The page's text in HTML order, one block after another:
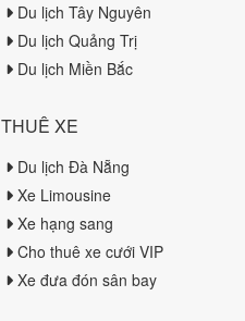
Du lịch Tây Nguyên
Du lịch Quảng Trị
Du lịch Miền Bắc
THUÊ XE
Du lịch Đà Nẵng
Xe Limousine
Xe hạng sang
Cho thuê xe cưới VIP
Xe đưa đón sân bay